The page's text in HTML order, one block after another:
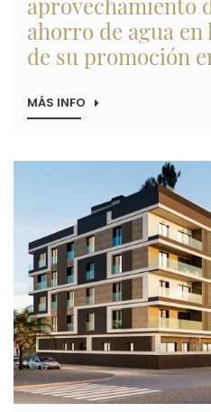
ahorro de agua
de su promoción
MÁS INFO SOBRE
DE
APROVECHAMIENTO
TIERRAS
Y
DE
AHORRO
DE
AGUA
EN
LA
CONSTRUCCIÓN
DE
SU
PROMOCIÓN
EN
POLOP